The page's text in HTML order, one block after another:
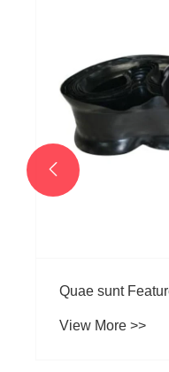
Quae sunt
View More >>
